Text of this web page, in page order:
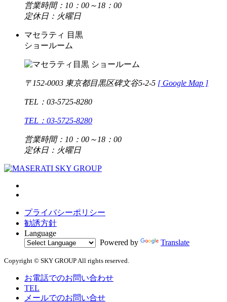
営業時間：10：00～18：00
定休日：火曜日
マセラティ 目黒
ショールーム
〒152-0003 東京都目黒区碑文谷5-2-5 [ Google Map ]
TEL：03-5725-8280
TEL：03-5725-8280
営業時間：10：00～18：00
定休日：火曜日
プライバシーポリシー
勧誘方針
Language
Powered by
Translate
Copyright © SKY GROUP All rights reserved.
お電話でのお問い合わせ
TEL
メールでのお問い合せ